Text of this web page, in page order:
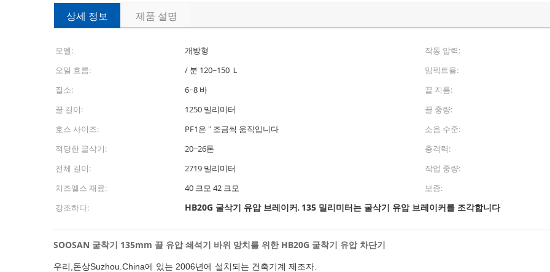
상세 정보 제품 설명
모델: 개방형 작동 압력:
오일 흐름:
/ 분 120~150 Ｌ 임펙트율:
질소:
6~8 바 끌 지름:
끌 길이:
1250 밀리미터 끌 중량:
호스 사이즈:
PF1은 " 조금씩 움직입니다 소음 수준:
적당한 굴삭기:
20~26톤 충격력:
전체 길이:
2719 밀리미터 작업 중량:
치즈엘스 재료:
40 크모 42 크모 보증:
강조하다:
HB20G 굴삭기 유압 브레이커, 135 밀리미터는 굴삭기 유압 브레이커를 조각합니다
SOOSAN 굴착기 135mm 끌 유압 쇄석기 바위 망치를 위한 HB20G 굴착기 유압 차단기
우리, 돈상Suzhou.China에 있는 2006년에 설치되는 건축기계 제조자.